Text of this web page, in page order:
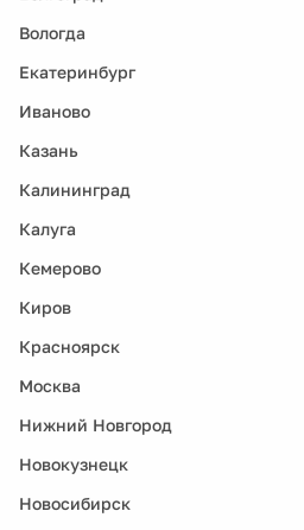
Вологда
Екатеринбург
Иваново
Казань
Калининград
Калуга
Кемерово
Киров
Красноярск
Москва
Нижний Новгород
Новокузнецк
Новосибирск